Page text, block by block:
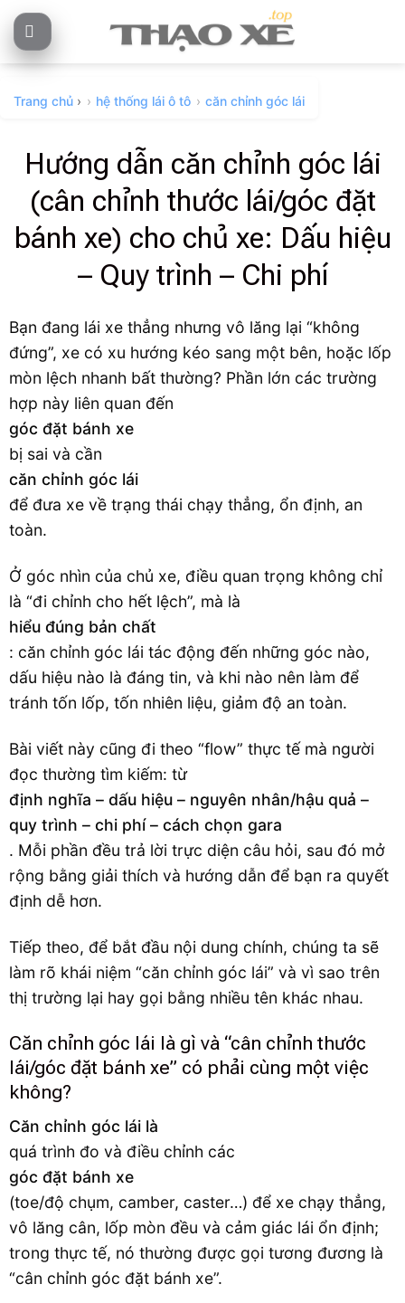
Skip
to
Trang chủ › hệ thống lái ô tô căn chỉnh góc lái
Hướng dẫn căn chỉnh góc lái
(cân chỉnh thước lái/góc đặt
bánh xe) cho chủ xe: Dấu hiệu
– Quy trình – Chi phí
Bạn đang lái xe thẳng nhưng vô lăng lại “không
đứng”, xe có xu hướng kéo sang một bên, hoặc lốp
mòn lệch nhanh bất thường? Phần lớn các trường
hợp này liên quan đến
góc đặt bánh xe
bị sai và cần
căn chỉnh góc lái
để đưa xe về trạng thái chạy thẳng, ổn định, an
toàn.
Ở góc nhìn của chủ xe, điều quan trọng không chỉ
là “đi chỉnh cho hết lệch”, mà là
hiểu đúng bản chất
: căn chỉnh góc lái tác động đến những góc nào,
dấu hiệu nào là đáng tin, và khi nào nên làm để
tránh tốn lốp, tốn nhiên liệu, giảm độ an toàn.
Bài viết này cũng đi theo “flow” thực tế mà người
đọc thường tìm kiếm: từ
định nghĩa – dấu hiệu – nguyên nhân/hậu quả –
quy trình – chi phí – cách chọn gara
. Mỗi phần đều trả lời trực diện câu hỏi, sau đó mở
rộng bằng giải thích và hướng dẫn để bạn ra quyết
định dễ hơn.
Tiếp theo, để bắt đầu nội dung chính, chúng ta sẽ
làm rõ khái niệm “căn chỉnh góc lái” và vì sao trên
thị trường lại hay gọi bằng nhiều tên khác nhau.
Căn chỉnh góc lái là gì và “cân chỉnh thước
lái/góc đặt bánh xe” có phải cùng một việc
không?
Căn chỉnh góc lái là
quá trình đo và điều chỉnh các
góc đặt bánh xe
(toe/độ chụm, camber, caster…) để xe chạy thẳng,
vô lăng cân, lốp mòn đều và cảm giác lái ổn định;
trong thực tế, nó thường được gọi tương đương là
“cân chỉnh góc đặt bánh xe”.